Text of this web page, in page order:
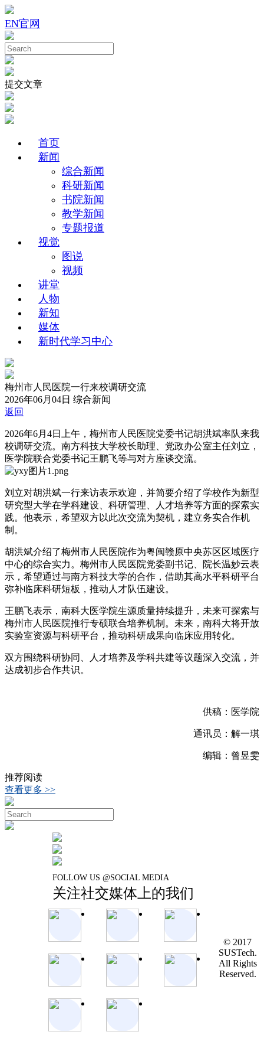
EN官网
提交文章
首页
新闻
综合新闻
科研新闻
书院新闻
教学新闻
专题报道
视觉
图说
视频
讲堂
人物
新知
媒体
新时代学习中心
梅州市人民医院一行来校调研交流
2026年06月04日 综合新闻
返回
2026年6月4日上午，梅州市人民医院党委书记胡洪斌率队来我
校调研交流。南方科技大学校长助理、党政办公室主任刘立，
医学院联合党委书记王鹏飞等与对方座谈交流。
刘立对胡洪斌一行来访表示欢迎，并简要介绍了学校作为新型
研究型大学在学科建设、科研管理、人才培养等方面的探索实
践。他表示，希望双方以此次交流为契机，建立务实合作机
制。
胡洪斌介绍了梅州市人民医院作为粤闽赣原中央苏区区域医疗
中心的综合实力。梅州市人民医院党委副书记、院长温妙云表
示，希望通过与南方科技大学的合作，借助其高水平科研平台
弥补临床科研短板，推动人才队伍建设。
王鹏飞表示，南科大医学院生源质量持续提升，未来可探索与
梅州市人民医院推行专硕联合培养机制。未来，南科大将开放
实验室资源与科研平台，推动科研成果向临床应用转化。
双方围绕科研协同、人才培养及学科共建等议题深入交流，并
达成初步合作共识。
供稿：医学院
通讯员：解一琪
编辑：曾昱雯
推荐阅读
查看更多 >>
FOLLOW US @SOCIAL MEDIA
关注社交媒体上的我们
© 2017
SUSTech.
All Rights
Reserved.